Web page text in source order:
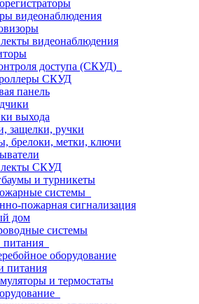
видеонаблюдения
видеонаблюдения
доступа (СКУД)
СКУД
панель
выхода
защелки, ручки
брелоки, метки, ключи
СКУД
и турникеты
системы
пожарная сигнализация
дом
системы
оборудование
питания
и термостаты